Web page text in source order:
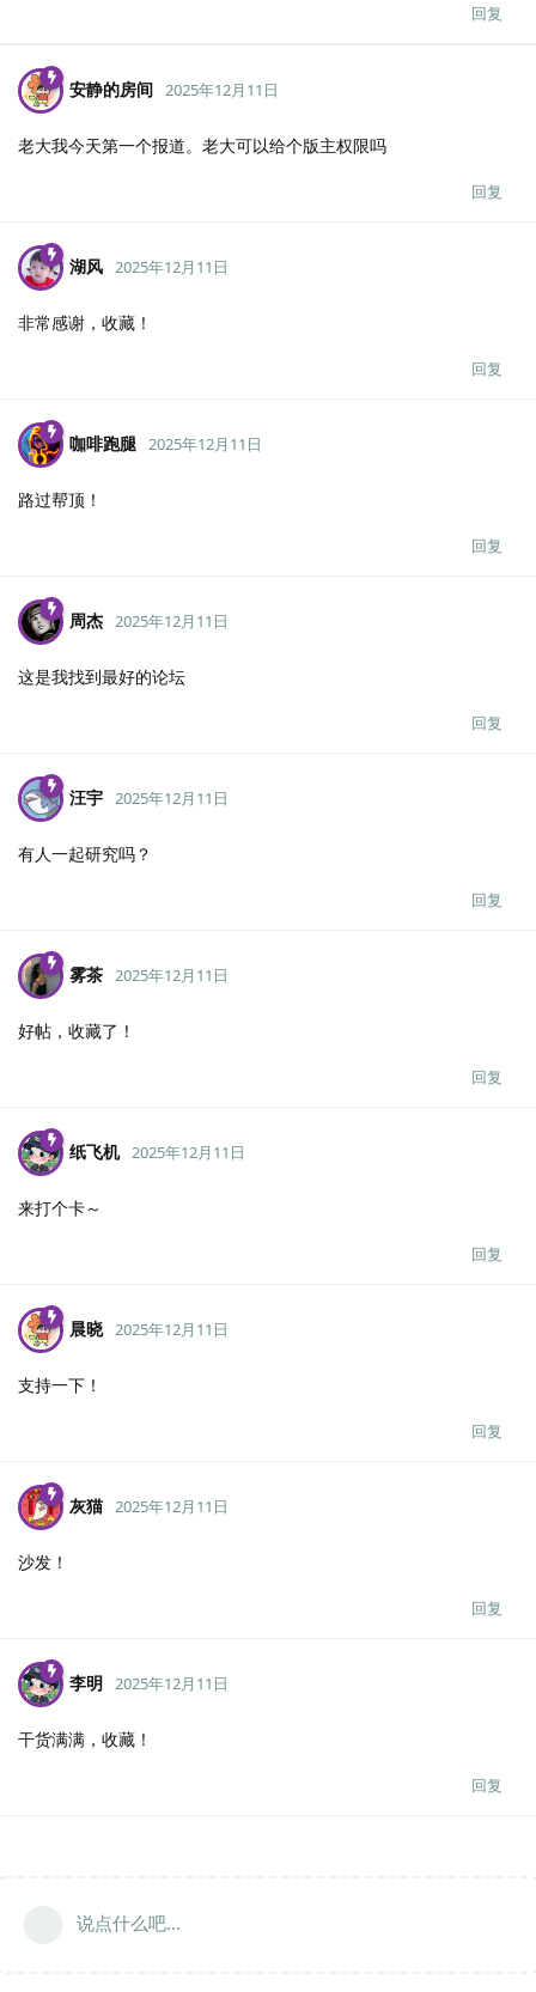
回复
安静的房间 2025年12月11日
老大我今天第一个报道。老大可以给个版主权限吗
回复
湖风 2025年12月11日
非常感谢，收藏！
回复
咖啡跑腿 2025年12月11日
路过帮顶！
回复
周杰 2025年12月11日
这是我找到最好的论坛
回复
汪宇 2025年12月11日
有人一起研究吗？
回复
雾茶 2025年12月11日
好帖，收藏了！
回复
纸飞机 2025年12月11日
来打个卡～
回复
晨晓 2025年12月11日
支持一下！
回复
灰猫 2025年12月11日
沙发！
回复
李明 2025年12月11日
干货满满，收藏！
回复
说点什么吧...